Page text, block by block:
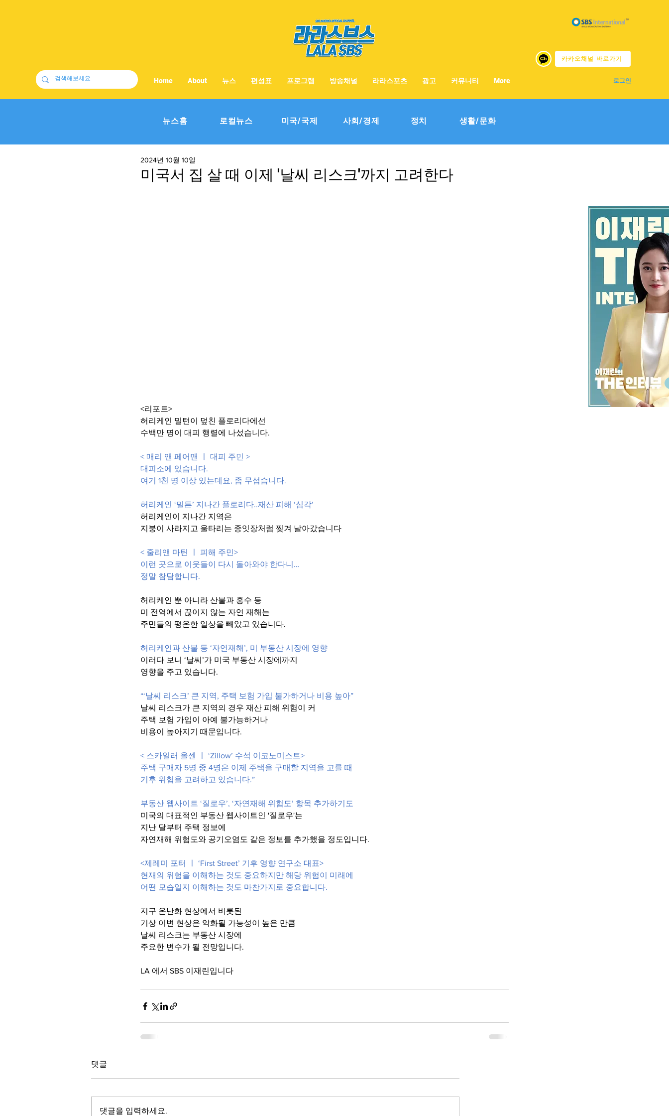
카카오채널 바로가기
로그인
Home About 뉴스 편성표 프로그램 방송채널 라라스포츠 광고 커뮤니티 More
뉴스홈 로컬뉴스 미국/국제 사회/경제 정치 생활/문화
미국서 집 살 때 이제 '날씨 리스크'까지 고려한다
2024년 10월 10일
<리포트>
허리케인 밀턴이 덮친 플로리다에선
수백만 명이 대피 행렬에 나섰습니다.
< 매리 앤 페어맨 ㅣ 대피 주민 >
대피소에 있습니다.
여기 1천 명 이상 있는데요, 좀 무섭습니다.
허리케인 ‘밀튼’ 지나간 플로리다..재산 피해 ‘심각’
허리케인이 지나간 지역은
지붕이 사라지고 울타리는 종잇장처럼 찢겨 날아갔습니다
< 줄리앤 마틴 ㅣ 피해 주민>
이런 곳으로 이웃들이 다시 돌아와야 한다니…
정말 참담합니다.
허리케인 뿐 아니라 산불과 홍수 등
미 전역에서 끊이지 않는 자연 재해는
주민들의 평온한 일상을 빼았고 있습니다.
허리케인과 산불 등 ‘자연재해’, 미 부동산 시장에 영향
이러다 보니 ‘날씨’가 미국 부동산 시장에까지
영향을 주고 있습니다.
“‘날씨 리스크’ 큰 지역, 주택 보험 가입 불가하거나 비용 높아”
날씨 리스크가 큰 지역의 경우 재산 피해 위험이 커
주택 보험 가입이 아예 불가능하거나
비용이 높아지기 때문입니다.
< 스카일러 올센 ㅣ ‘Zillow’ 수석 이코노미스트>
주택 구매자 5명 중 4명은 이제 주택을 구매할 지역을 고를 때
기후 위험을 고려하고 있습니다.”
부동산 웹사이트 ‘질로우’, ‘자연재해 위험도’ 항목 추가하기도
미국의 대표적인 부동산 웹사이트인 '질로우'는
지난 달부터 주택 정보에
자연재해 위험도와 공기오염도 같은 정보를 추가했을 정도입니다.
<제레미 포터 ㅣ ‘First Street’ 기후 영향 연구소 대표>
현재의 위험을 이해하는 것도 중요하지만 해당 위험이 미래에
어떤 모습일지 이해하는 것도 마찬가지로 중요합니다.
지구 온난화 현상에서 비롯된
기상 이변 현상은 악화될 가능성이 높은 만큼
날씨 리스크는 부동산 시장에
주요한 변수가 될 전망입니다.
LA 에서 SBS 이재린입니다
댓글
댓글을 입력하세요.